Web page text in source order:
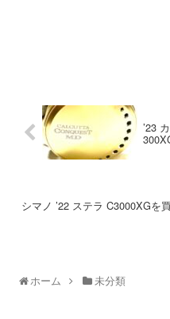
’23
シマノ ’22 ステラ C3000XGを
ホーム 未分類